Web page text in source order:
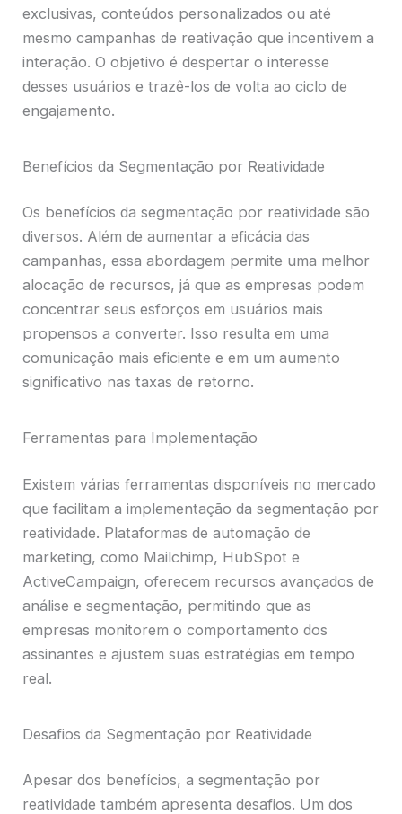
exclusivas, conteúdos personalizados ou até
mesmo campanhas de reativação que incentivem a
interação. O objetivo é despertar o interesse
desses usuários e trazê-los de volta ao ciclo de
engajamento.
Benefícios da Segmentação por Reatividade
Os benefícios da segmentação por reatividade são
diversos. Além de aumentar a eficácia das
campanhas, essa abordagem permite uma melhor
alocação de recursos, já que as empresas podem
concentrar seus esforços em usuários mais
propensos a converter. Isso resulta em uma
comunicação mais eficiente e em um aumento
significativo nas taxas de retorno.
Ferramentas para Implementação
Existem várias ferramentas disponíveis no mercado
que facilitam a implementação da segmentação por
reatividade. Plataformas de automação de
marketing, como Mailchimp, HubSpot e
ActiveCampaign, oferecem recursos avançados de
análise e segmentação, permitindo que as
empresas monitorem o comportamento dos
assinantes e ajustem suas estratégias em tempo
real.
Desafios da Segmentação por Reatividade
Apesar dos benefícios, a segmentação por
reatividade também apresenta desafios. Um dos